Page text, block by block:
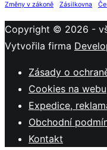
Změny v zákoně Zásilkovna
Copyright © 2026 -
Vytvořila firma
Zásady o
Cookies na webu
Expedice,
Obchodní
Kontakt